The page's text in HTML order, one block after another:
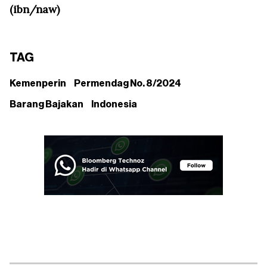
(ibn/naw)
TAG
Kemenperin Permendag No. 8/2024
Barang Bajakan Indonesia